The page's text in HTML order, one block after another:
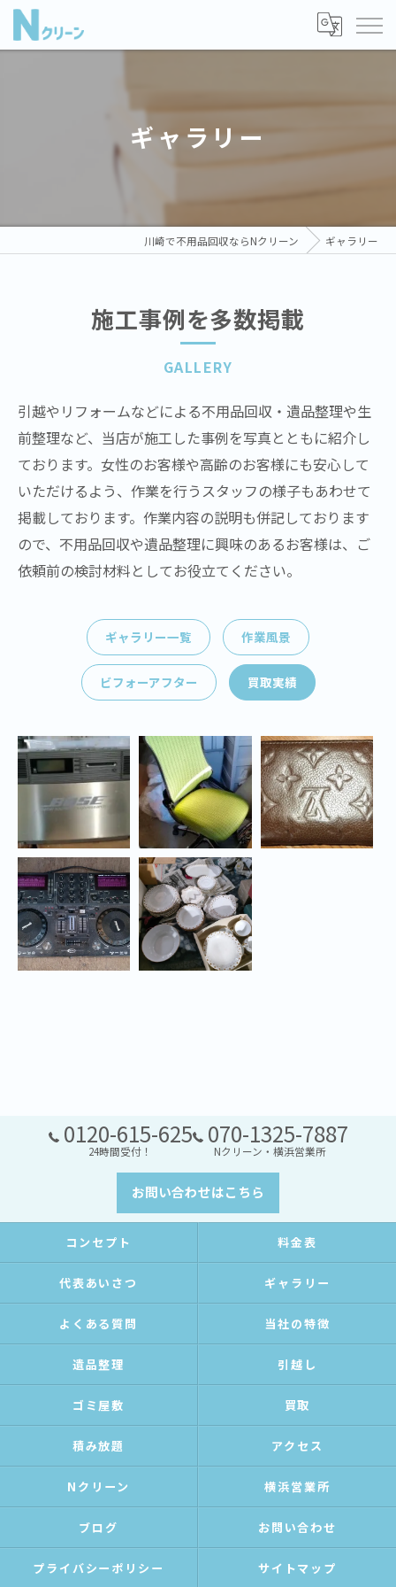
ギャラリー
川崎で不用品回収ならNクリーン ギャラリー
施工事例を多数掲載
GALLERY
引越やリフォームなどによる不用品回収・遺品整理や生
前整理など、当店が施工した事例を写真とともに紹介し
ております。女性のお客様や高齢のお客様にも安心して
いただけるよう、作業を行うスタッフの様子もあわせて
掲載しております。作業内容の説明も併記しております
ので、不用品回収や遺品整理に興味のあるお客様は、ご
依頼前の検討材料としてお役立てください。
ギャラリー一覧 作業風景
ビフォーアフター 買取実績
0120-615-625
24時間受付！
070-1325-7887
Nクリーン・横浜営業所
お問い合わせはこちら
コンセプト 料金表
代表あいさつ ギャラリー
よくある質問 当社の特徴
遺品整理 引越し
ゴミ屋敷 買取
積み放題 アクセス
Nクリーン 横浜営業所
ブログ お問い合わせ
プライバシーポリシー サイトマップ